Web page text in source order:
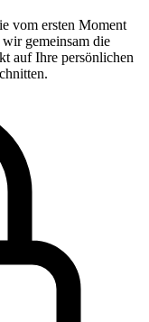
vom ersten Moment
gemeinsam die
auf Ihre persönlichen